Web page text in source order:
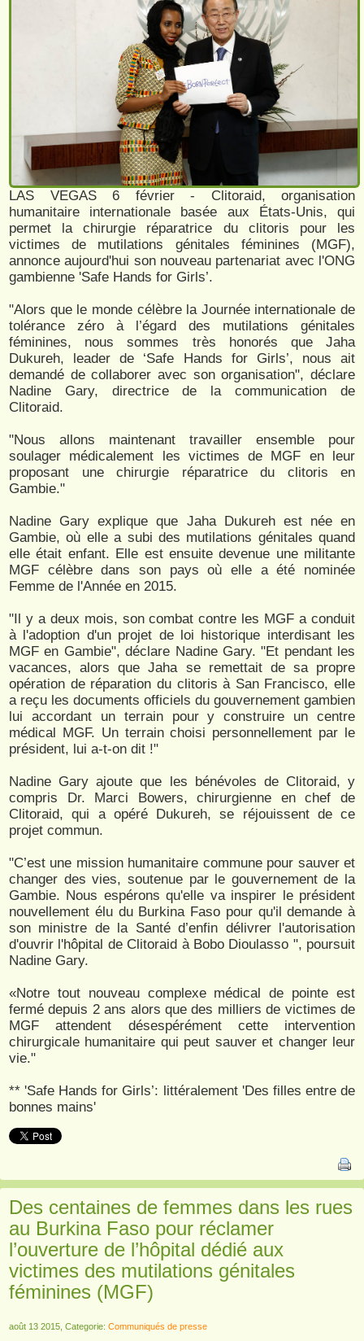
LAS VEGAS 6 février - Clitoraid, organisation
humanitaire internationale basée aux États-Unis, qui
permet la chirurgie réparatrice du clitoris pour les
victimes de mutilations génitales féminines (MGF),
annonce aujourd'hui son nouveau partenariat avec l'ONG
gambienne 'Safe Hands for Girls’.
"Alors que le monde célèbre la Journée internationale de
tolérance zéro à l’égard des mutilations génitales
féminines, nous sommes très honorés que Jaha
Dukureh, leader de ‘Safe Hands for Girls’, nous ait
demandé de collaborer avec son organisation", déclare
Nadine Gary, directrice de la communication de
Clitoraid.
"Nous allons maintenant travailler ensemble pour
soulager médicalement les victimes de MGF en leur
proposant une chirurgie réparatrice du clitoris en
Gambie."
Nadine Gary explique que Jaha Dukureh est née en
Gambie, où elle a subi des mutilations génitales quand
elle était enfant. Elle est ensuite devenue une militante
MGF célèbre dans son pays où elle a été nominée
Femme de l'Année en 2015.
"Il y a deux mois, son combat contre les MGF a conduit
à l'adoption d'un projet de loi historique interdisant les
MGF en Gambie", déclare Nadine Gary. "Et pendant les
vacances, alors que Jaha se remettait de sa propre
opération de réparation du clitoris à San Francisco, elle
a reçu les documents officiels du gouvernement gambien
lui accordant un terrain pour y construire un centre
médical MGF. Un terrain choisi personnellement par le
président, lui a-t-on dit !"
Nadine Gary ajoute que les bénévoles de Clitoraid, y
compris Dr. Marci Bowers, chirurgienne en chef de
Clitoraid, qui a opéré Dukureh, se réjouissent de ce
projet commun.
"C’est une mission humanitaire commune pour sauver et
changer des vies, soutenue par le gouvernement de la
Gambie. Nous espérons qu'elle va inspirer le président
nouvellement élu du Burkina Faso pour qu'il demande à
son ministre de la Santé d’enfin délivrer l'autorisation
d'ouvrir l'hôpital de Clitoraid à Bobo Dioulasso ", poursuit
Nadine Gary.
«Notre tout nouveau complexe médical de pointe est
fermé depuis 2 ans alors que des milliers de victimes de
MGF attendent désespérément cette intervention
chirurgicale humanitaire qui peut sauver et changer leur
vie."
** 'Safe Hands for Girls’: littéralement 'Des filles entre de
bonnes mains'
Des centaines de femmes dans les rues
au Burkina Faso pour réclamer
l’ouverture de l’hôpital dédié aux
victimes des mutilations génitales
féminines (MGF)
août 13 2015, Categorie: Communiqués de presse